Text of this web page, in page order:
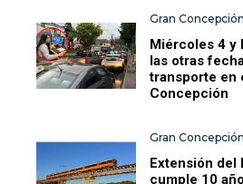
Gran Concepción
Miércoles 4 y
las otras
transporte en
Concepción
Gran Concepción
Extensión del
cumple 10